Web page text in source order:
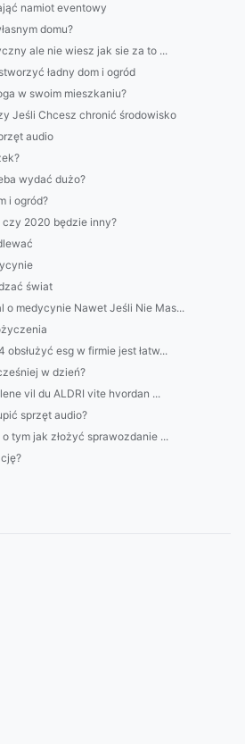
namiot eventowy
domu?
ale nie wiesz jak sie za to ...
ładny dom i ogród
w swoim mieszkaniu?
Jeśli Chcesz chronić środowisko
audio
wydać dużo?
i ogród?
2020 będzie inny?
świat
o medycynie Nawet Jeśli Nie Mas...
esg w firmie jest łatw...
w dzień?
vil du ALDRI vite hvordan ...
sprzęt audio?
tym jak złożyć sprawozdanie ...